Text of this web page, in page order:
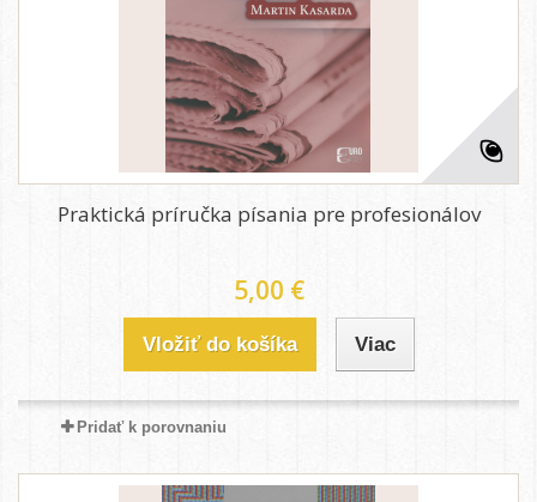
Praktická príručka písania pre profesionálov
5,00 €
Vložiť do košíka Viac
Pridať k porovnaniu